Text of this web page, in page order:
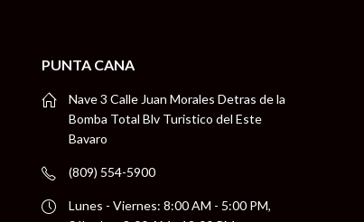
PUNTA CANA
Nave 3 Calle Juan Morales Detras de la
Bomba Total Blv Turistico del Este
Bavaro
(809) 554-5900
Lunes - Viernes: 8:00 AM - 5:00 PM,